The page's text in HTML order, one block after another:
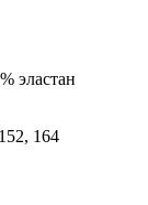
эластан
164